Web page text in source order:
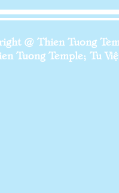
@ Thien Tuong
Temple; Tu